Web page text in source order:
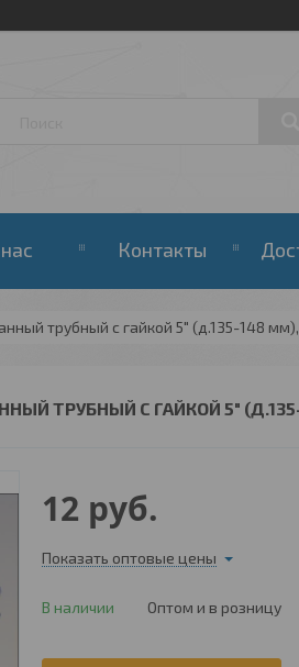
Контакты
трубный с гайкой 5" (д.135-148
ТРУБНЫЙ С ГАЙКОЙ 5"
12 руб.
Показать оптовые цены
В наличии Оптом и в розницу